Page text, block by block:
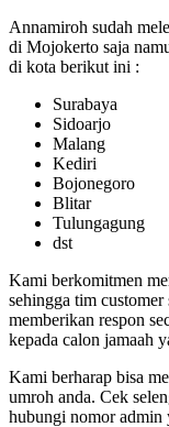
Annamiroh sudah
di Mojokerto saja
di kota berikut ini :
Surabaya
Sidoarjo
Malang
Kediri
Bojonegoro
Blitar
Tulungagung
dst
Kami berkomitmen
sehingga tim
memberikan respon
kepada calon jamaah
Kami berharap bisa
umroh anda. Cek
hubungi nomor admin